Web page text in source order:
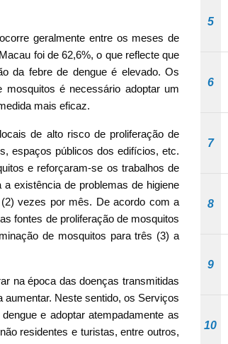
geralmente entre os meses de
foi de 62,6%, o que reflecte que
da febre de dengue é elevado. Os
é necessário adoptar um
mais eficaz.
de alto risco de proliferação de
espaços públicos dos edifícios, etc.
e reforçaram-se os trabalhos de
existência de problemas de higiene
vezes por mês. De acordo com a
fontes de proliferação de mosquitos
de mosquitos para três (3) a
na época das doenças transmitidas
aumentar. Neste sentido, os Serviços
e adoptar atempadamente as
residentes e turistas, entre outros,
5
6
7
8
9
10